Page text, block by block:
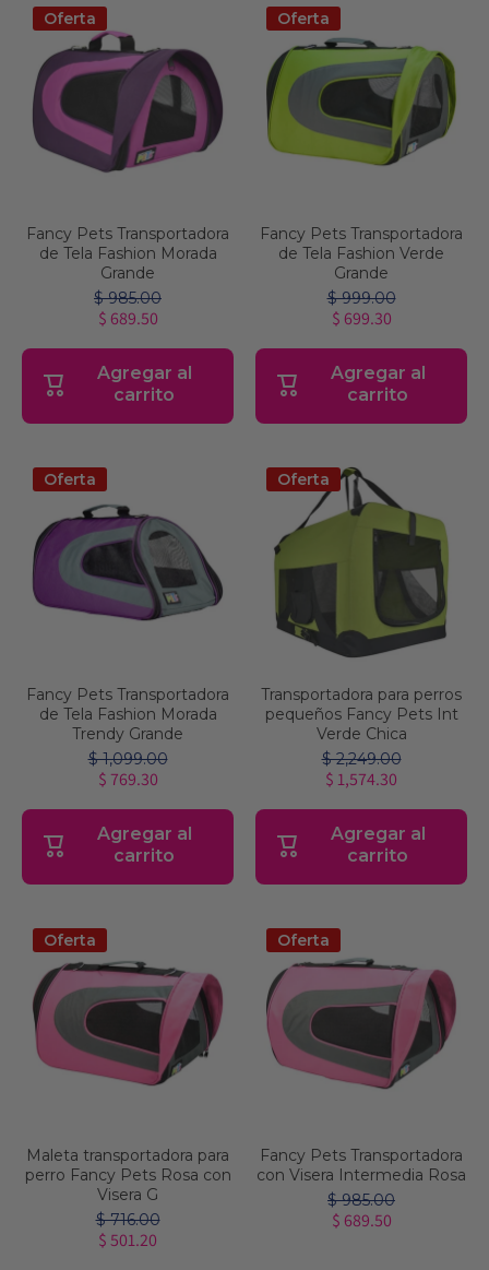
Oferta
Fancy Pets Transportadora
de Tela Fashion Morada
Grande
$ 985.00
$ 689.50
Agregar al
carrito
Oferta
Fancy Pets Transportadora
de Tela Fashion Verde
Grande
$ 999.00
$ 699.30
Agregar al
carrito
Oferta
Fancy Pets Transportadora
de Tela Fashion Morada
Trendy Grande
$ 1,099.00
$ 769.30
Agregar al
carrito
Oferta
Transportadora para perros
pequeños Fancy Pets Int
Verde Chica
$ 2,249.00
$ 1,574.30
Agregar al
carrito
Oferta
Maleta transportadora para
perro Fancy Pets Rosa con
Visera G
$ 716.00
$ 501.20
Oferta
Fancy Pets Transportadora
con Visera Intermedia Rosa
$ 985.00
$ 689.50